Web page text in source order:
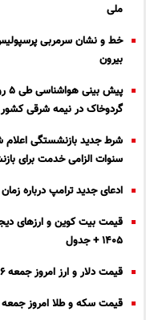
ملی
خط و نشان سرمربی پرسپولیس
بیرون
گردوخاک در نیمه شرقی کشور
شرط جدید بازنشستگی اعلام
سنوات الزامی خدمت برای
ادعای جدید ترامپ درباره زمان
۱۴۰۵ + جدول
قیمت دلار و ارز امروز جمعه ۱۶ مرداد ۱۴۰۵ + جدول
قیمت سکه و طلا امروز جمعه ۱۶ مرداد ۱۴۰۵ +